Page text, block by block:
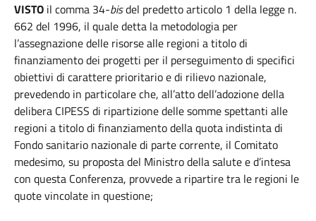
VISTO il comma 34-bisdel predetto articolo 1 della legge n.
662 del 1996, il quale detta la metodologia per
l’assegnazione delle risorse alle regioni a titolo di
finanziamento dei progetti per il perseguimento di specifici
obiettivi di carattere prioritario e di rilievo nazionale,
prevedendo in particolare che, all’atto dell’adozione della
delibera CIPESS di ripartizione delle somme spettanti alle
regioni a titolo di finanziamento della quota indistinta di
Fondo sanitario nazionale di parte corrente, il Comitato
medesimo, su proposta del Ministro della salute e d’intesa
con questa Conferenza, provvede a ripartire tra le regioni le
quote vincolate in questione;